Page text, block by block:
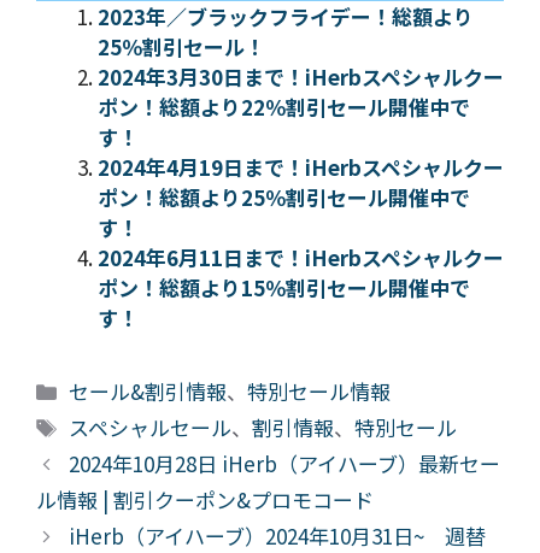
2023年／ブラックフライデー！総額より
25％割引セール！
2024年3月30日まで！iHerbスペシャルクー
ポン！総額より22％割引セール開催中で
す！
2024年4月19日まで！iHerbスペシャルクー
ポン！総額より25％割引セール開催中で
す！
2024年6月11日まで！iHerbスペシャルクー
ポン！総額より15％割引セール開催中で
す！
カ
テ
ゴ
リ
ー
セール&割引情報、特別セール情報
タ
グ
スペシャルセール、割引情報、特別セール
2024年10月28日 iHerb（アイハーブ）最新セー
ル情報 | 割引クーポン&プロモコード
iHerb（アイハーブ）2024年10月31日~ 週替